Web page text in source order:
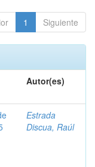
1 Siguiente
Autor(es)
Estrada
Discua, Raúl